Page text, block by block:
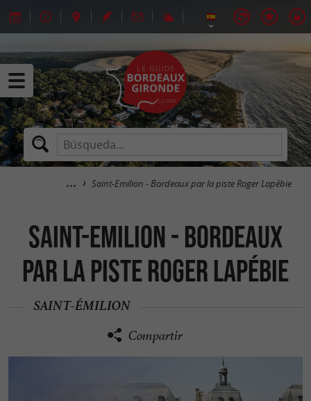
Saint-Emilion - Bordeaux par la piste Roger Lapébie
Saint-Emilion - Bordeaux
par la piste Roger Lapébie
SAINT-ÉMILION
Compartir